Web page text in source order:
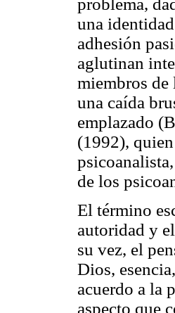
problema,
una
adhesión
aglutinan
miembros de
una caída
emplazado
(1992),
de los
El término
autoridad y
su vez, el
Dios,
acuerdo a la
aspecto que